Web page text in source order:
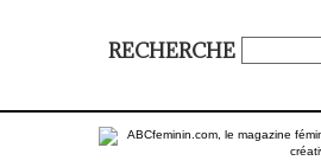
RECHERCHE